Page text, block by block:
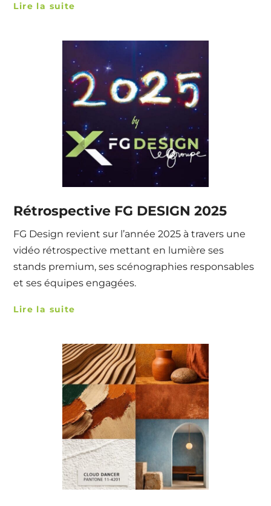
Lire la suite
Rétrospective FG DESIGN 2025
FG Design revient sur l’année 2025 à travers une
vidéo rétrospective mettant en lumière ses
stands premium, ses scénographies responsables
et ses équipes engagées.
Lire la suite